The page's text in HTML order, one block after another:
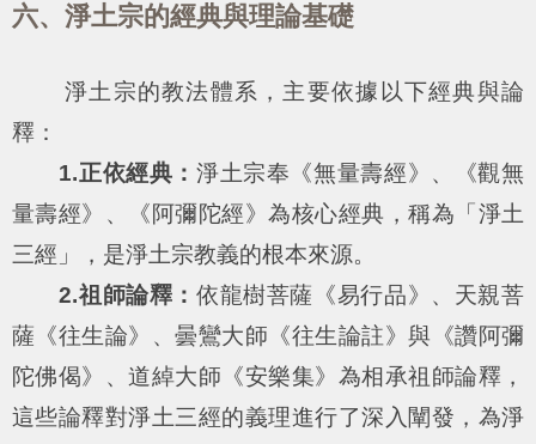
六、淨土宗的經典與理論基礎
淨土宗的教法體系，主要依據以下經典與論
釋：
1.正依經典：淨土宗奉《無量壽經》、《觀無
量壽經》、《阿彌陀經》為核心經典，稱為「淨土
三經」，是淨土宗教義的根本來源。
2.祖師論釋：依龍樹菩薩《易行品》、天親菩
薩《往生論》、曇鸞大師《往生論註》與《讚阿彌
陀佛偈》、道綽大師《安樂集》為相承祖師論釋，
這些論釋對淨土三經的義理進行了深入闡發，為淨